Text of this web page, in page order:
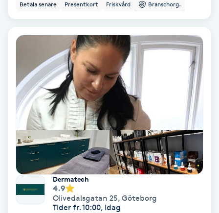
PRX-T33
Psoriasis
Radiofrekvens
Rakning
Reflexologi
Betala senare Presentkort Friskvård Branschorg.
Dermatech
4.9
Olivedalsgatan 25, Göteborg
Tider fr. 10:00, Idag